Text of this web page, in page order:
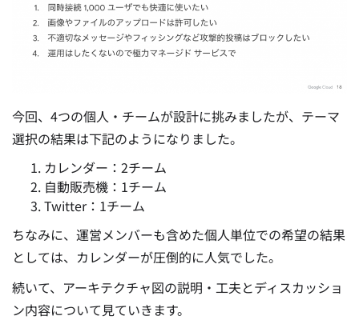
今回、4つの個人・チームが設計に挑みましたが、テーマ
選択の結果は下記のようになりました。
カレンダー：2チーム
自動販売機：1チーム
Twitter：1チーム
ちなみに、運営メンバーも含めた個人単位での希望の結果
としては、カレンダーが圧倒的に人気でした。
続いて、アーキテクチャ図の説明・工夫とディスカッショ
ン内容について見ていきます。